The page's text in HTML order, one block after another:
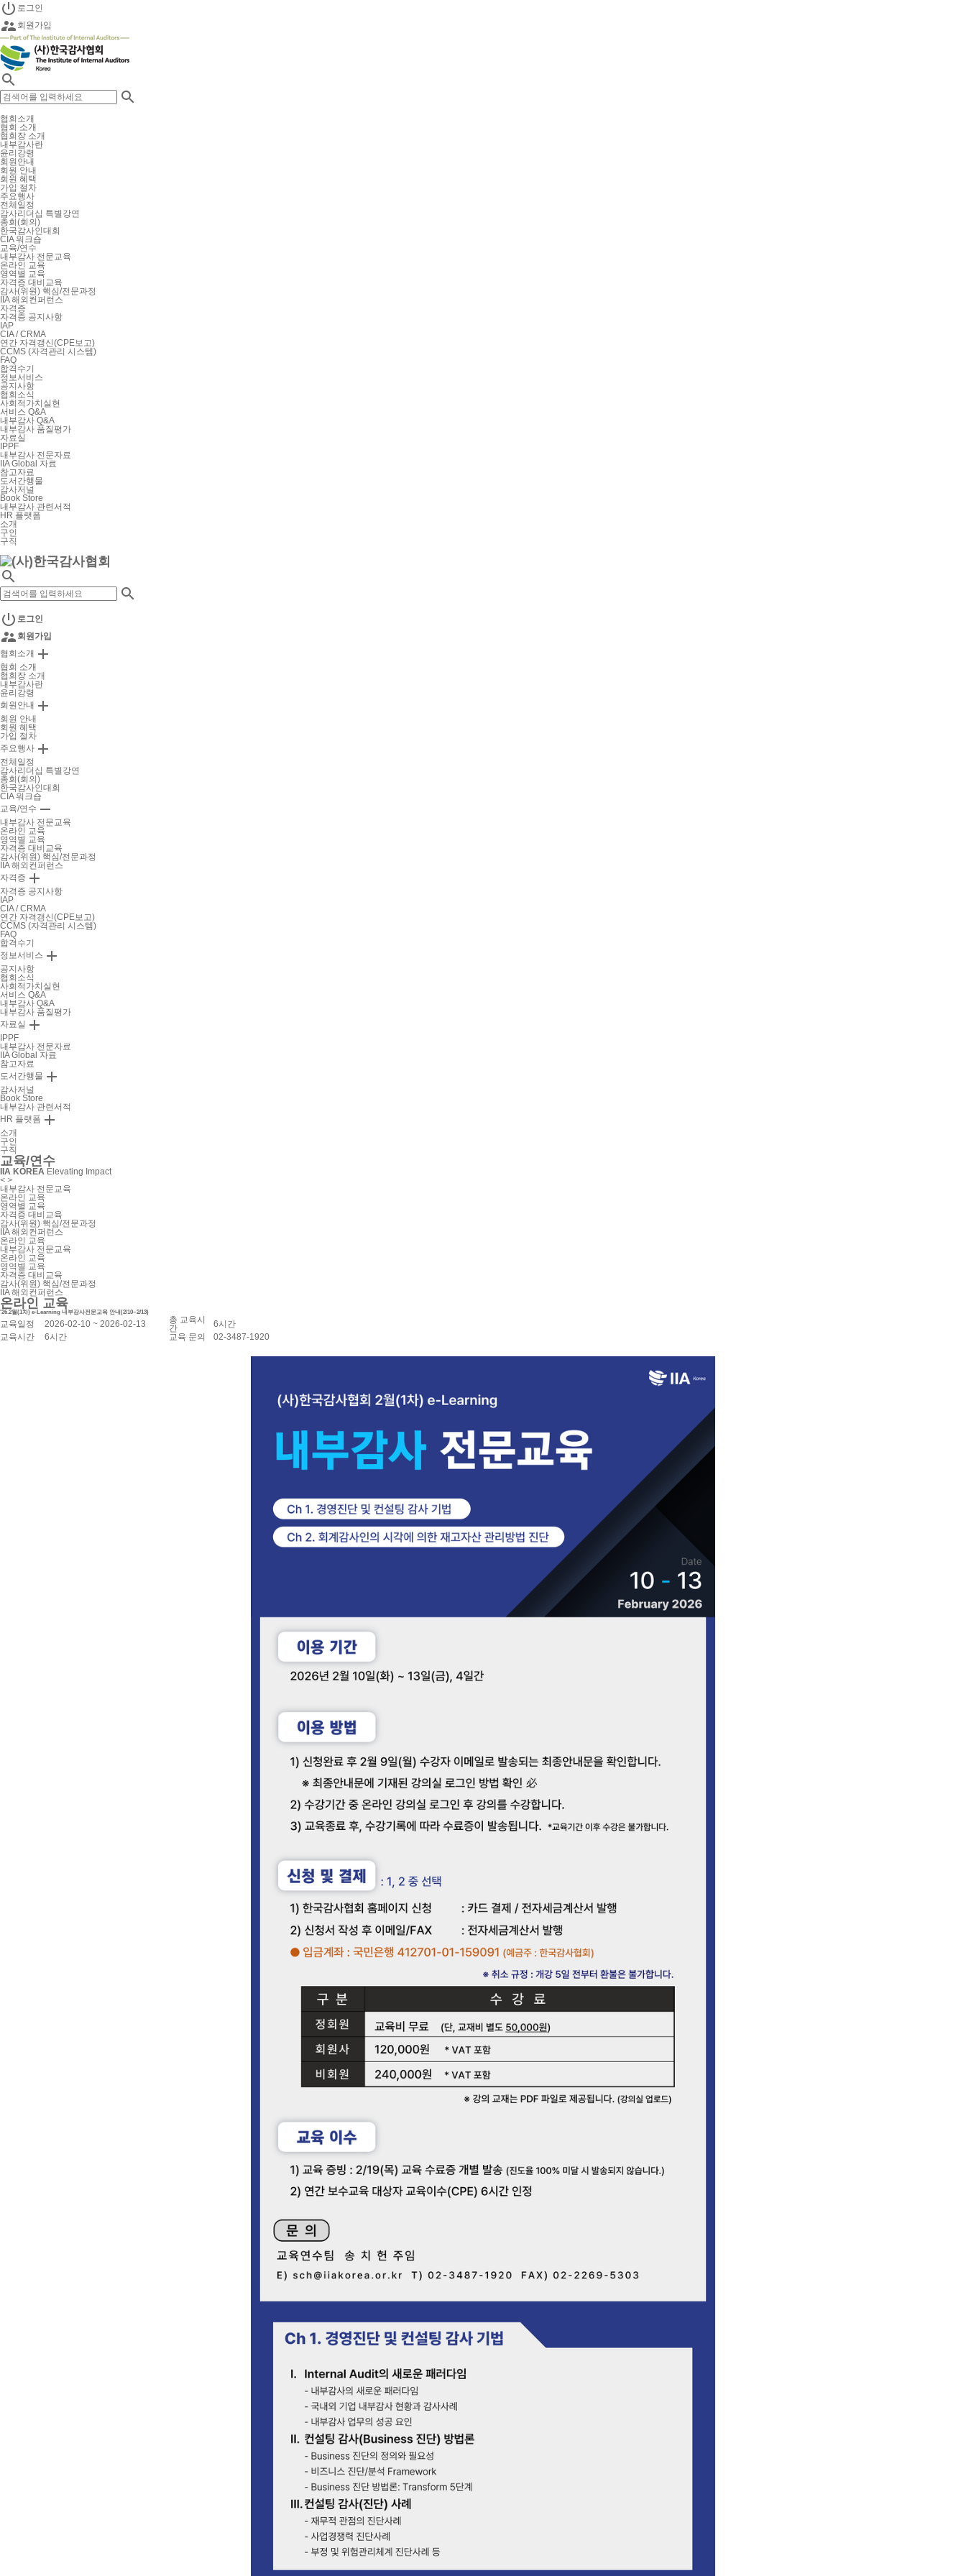
 로그인
 회원가입


협회소개
협회 소개
협회장 소개
내부감사란
윤리강령
회원안내
회원 안내
회원 혜택
가입 절차
주요행사
전체일정
감사리더십 특별강연
총회(회의)
한국감사인대회
CIA 워크숍
교육/연수
내부감사 전문교육
온라인 교육
영역별 교육
자격증 대비교육
감사(위원) 핵심/전문과정
IIA 해외컨퍼런스
자격증
자격증 공지사항
IAP
CIA / CRMA
연간 자격갱신(CPE보고)
CCMS (자격관리 시스템)
FAQ
합격수기
정보서비스
공지사항
협회소식
사회적가치실현
서비스 Q&A
내부감사 Q&A
내부감사 품질평가
자료실
IPPF
내부감사 전문자료
IIA Global 자료
참고자료
도서간행물
감사저널
Book Store
내부감사 관련서적
HR 플랫폼
소개
구인
구직


 로그인
 회원가입
협회소개 
협회 소개
협회장 소개
내부감사란
윤리강령
회원안내 
회원 안내
회원 혜택
가입 절차
주요행사 
전체일정
감사리더십 특별강연
총회(회의)
한국감사인대회
CIA 워크숍
교육/연수 
내부감사 전문교육
온라인 교육
영역별 교육
자격증 대비교육
감사(위원) 핵심/전문과정
IIA 해외컨퍼런스
자격증 
자격증 공지사항
IAP
CIA / CRMA
연간 자격갱신(CPE보고)
CCMS (자격관리 시스템)
FAQ
합격수기
정보서비스 
공지사항
협회소식
사회적가치실현
서비스 Q&A
내부감사 Q&A
내부감사 품질평가
자료실 
IPPF
내부감사 전문자료
IIA Global 자료
참고자료
도서간행물 
감사저널
Book Store
내부감사 관련서적
HR 플랫폼 
소개
구인
구직
교육/연수
IIA KOREA Elevating Impact
< >
내부감사 전문교육
온라인 교육
영역별 교육
자격증 대비교육
감사(위원) 핵심/전문과정
IIA 해외컨퍼런스
온라인 교육
내부감사 전문교육
온라인 교육
영역별 교육
자격증 대비교육
감사(위원) 핵심/전문과정
IIA 해외컨퍼런스
온라인 교육
'26.2월(1차) e-Learning 내부감사전문교육 안내(2/10~2/13)
교육일정 2026-02-10 ~ 2026-02-13
총 교육시
간
6시간
교육시간
6시간 교육 문의 02-3487-1920